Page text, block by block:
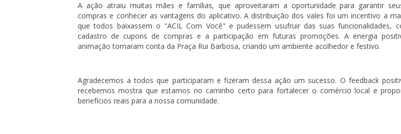
A ação atraiu muitas mães e famílias, que aproveitaram a oportunidade para garantir
compras e conhecer as vantagens do aplicativo. A distribuição dos vales foi um incentivo a
que todos baixassem o "ACIL Com Você" e pudessem usufruir das suas funcionalidades,
cadastro de cupons de compras e a participação em futuras promoções. A energia
animação tomaram conta da Praça Rui Barbosa, criando um ambiente acolhedor e festivo.
Agradecemos a todos que participaram e fizeram dessa ação um sucesso. O feedback
recebemos mostra que estamos no caminho certo para fortalecer o comércio local e
benefícios reais para a nossa comunidade.